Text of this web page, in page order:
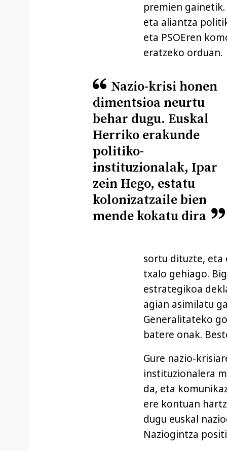
premien
eta aliantza
eta PSOEren
eratzeko orduan.
Nazio-krisi honen
dimentsioa neurtu
behar dugu. Euskal
Herriko erakunde
politiko-
instituzionalak, Ipar
zein Hego, estatu
kolonizatzaile bien
mende kokatu dira
sortu dituzte, eta
txalo gehiago.
estrategikoa
agian asimilatu
Generalitateko
batere onak.
Gure nazio-
instituzionalera
da, eta
ere kontuan
dugu euskal
Naziogintza